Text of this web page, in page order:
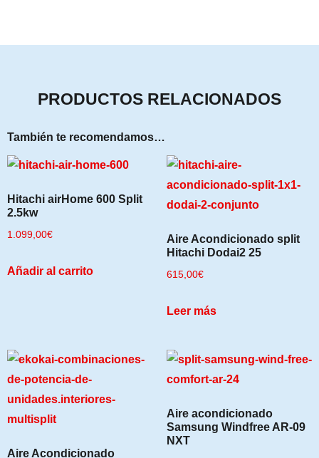
PRODUCTOS RELACIONADOS
También te recomendamos…
Hitachi airHome 600 Split
2.5kw
1.099,00€
Añadir al carrito
Aire Acondicionado split
Hitachi Dodai2 25
615,00€
Leer más
Aire Acondicionado
Aire acondicionado
Samsung Windfree AR-09
NXT